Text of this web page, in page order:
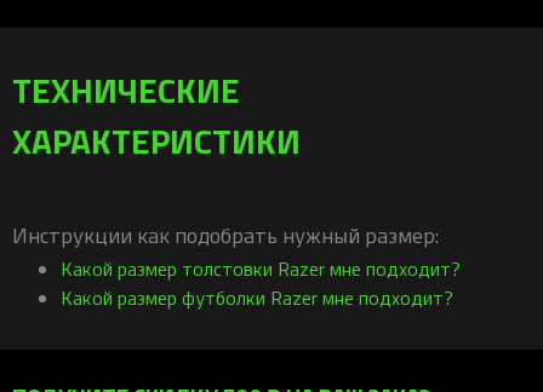
ТЕХНИЧЕСКИЕ
ХАРАКТЕРИСТИКИ
Инструкции как подобрать нужный размер:
Какой размер толстовки Razer мне подходит?
Какой размер футболки Razer мне подходит?